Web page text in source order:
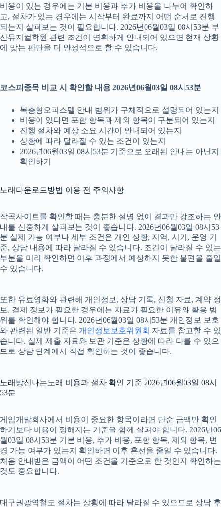
비용이 있는 경우에는 기본 비용과 추가 비용을 나누어 확인하
고, 절차가 있는 경우에는 시작부터 완료까지 어떤 순서로 진행
되는지 살펴보는 것이 필요합니다. 2026년06월03일 08시53분 부
산뮤지컬학원 관련 조건이 명확하게 안내되어 있으면 현재 상황
에 맞는 판단을 더 안정적으로 할 수 있습니다.
코스피종목 비교 시 확인할 내용 2026년06월03일 08시53분
복층형오피스텔 안내 범위가 구체적으로 설명되어 있는지
비용이 있다면 포함 항목과 제외 항목이 구분되어 있는지
진행 절차와 예상 소요 시간이 안내되어 있는지
상황에 따라 달라질 수 있는 조건이 있는지
2026년06월03일 08시53분 기준으로 오래된 안내는 아닌지
확인하기
노래다운로드방법 이용 전 주의사항
작곡사이트를 확인할 때는 충분한 설명 없이 결과만 강조하는 안
내를 신중하게 살펴보는 것이 좋습니다. 2026년06월03일 08시53
분 실제 가능 여부나 세부 조건은 개인 상황, 지역, 시기, 운영 기
준, 상담 내용에 따라 달라질 수 있습니다. 조건이 달라질 수 있는
부분을 미리 확인하면 이후 과정에서 예상하지 못한 불편을 줄일
수 있습니다.
또한 유료영화와 관련해 개인정보, 상담 기록, 신청 자료, 계약 정
보, 결제 정보가 필요한 경우에는 자료가 필요한 이유와 활용 범
위를 확인해야 합니다. 2026년06월03일 08시53분 개인정보 보호
와 관련된 일반 기준은 개인정보보호위원회 자료를 참고할 수 있
습니다. 실제 제출 자료와 보관 기준은 상황에 따라 다를 수 있으
므로 상담 단계에서 직접 확인하는 것이 좋습니다.
노래방신나는노래 비용과 절차 확인 기준 2026년06월03일 08시
53분
게임개발회사에서 비용이 중요한 항목이라면 단순 금액만 확인
하기보다 비용이 정해지는 기준을 함께 살펴야 합니다. 2026년06
월03일 08시53분 기본 비용, 추가 비용, 포함 항목, 제외 항목, 변
경 가능 여부가 있는지 확인하면 이후 혼선을 줄일 수 있습니다.
처음 안내받은 금액이 어떤 조건을 기준으로 한 것인지 확인하는
것도 중요합니다.
대구권광역철도 절차는 상황에 따라 달라질 수 있으므로 상담 후